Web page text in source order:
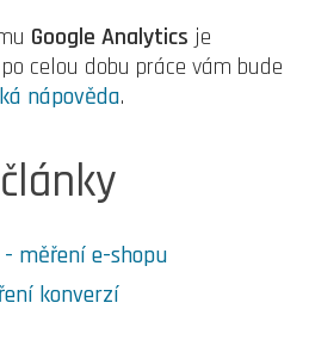
Google Analytics je
celou dobu práce vám bude
nápověda.
měření e-shopu
konverzí